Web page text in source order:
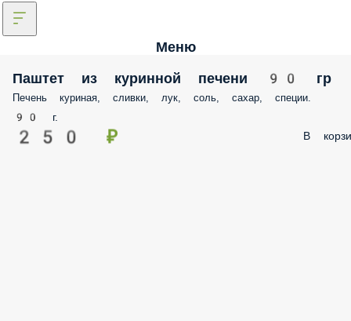
Меню
Паштет из куринной печени 90 гр
Печень куриная, сливки, лук, соль, сахар, специи.
90 г.
250 ₽ В